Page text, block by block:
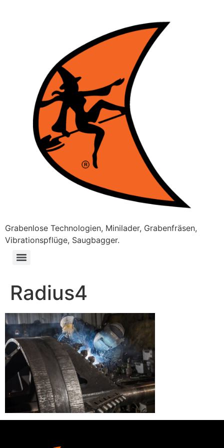
Grabenlose Technologien, Minilader, Grabenfräsen,
Vibrationspflüge, Saugbagger.
Radius4